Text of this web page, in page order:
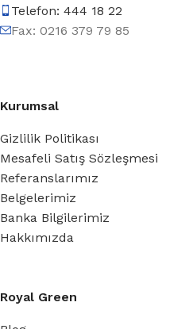
Telefon: 444 18 22
Fax: 0216 379 79 85
Kurumsal
Gizlilik Politikası
Mesafeli Satış Sözleşmesi
Referanslarımız
Belgelerimiz
Banka Bilgilerimiz
Hakkımızda
Royal Green